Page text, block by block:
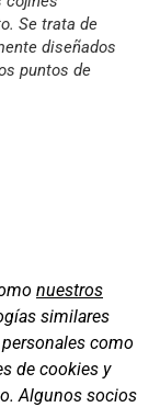
Se trata de
diseñados
puntos de
nuestros
similares
como
de cookies y
Algunos socios